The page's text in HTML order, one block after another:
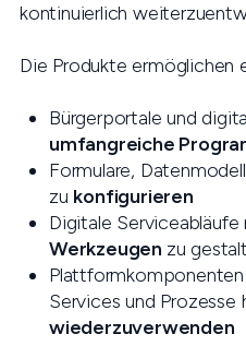
kontinuierlich
Die Produkte ermöglichen
Bürgerportale und
umfangreiche
Formulare,
zu konfigurieren
Digitale
Werkzeugen zu
Services und Prozesse
wiederzuverwenden